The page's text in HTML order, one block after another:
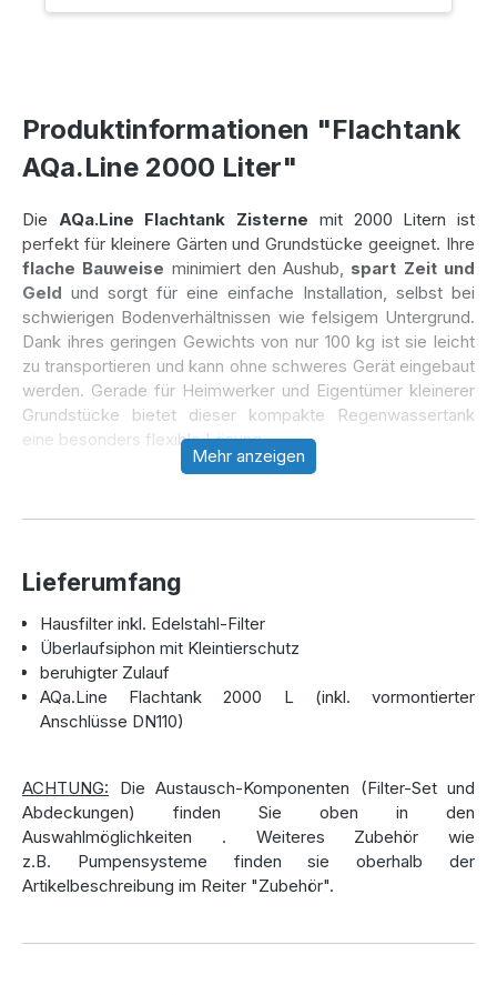
Produktinformationen "Flachtank
AQa.Line 2000 Liter"
Die AQa.Line Flachtank Zisterne mit 2000 Litern ist
perfekt für kleinere Gärten und Grundstücke geeignet. Ihre
flache Bauweise minimiert den Aushub, spart Zeit und
Geld und sorgt für eine einfache Installation, selbst bei
schwierigen Bodenverhältnissen wie felsigem Untergrund.
Dank ihres geringen Gewichts von nur 100 kg ist sie leicht
zu transportieren und kann ohne schweres Gerät eingebaut
werden. Gerade für Heimwerker und Eigentümer kleinerer
Grundstücke bietet dieser kompakte Regenwassertank
eine besonders flexible Lösung.
Eine Zisterne mit Kompakten
AQa.Line Flachtank Zisterne
kompakten Maße: Mit einerLänge von 2200 mm
Breite von 1230 mmund einerHöhe von 1180 mm
sie sich auch durch schmale Zugänge bequem
transportieren. Sie ist mit drei DN110-Anschlüssen
ausgestattet – für Zulauf, Ablauf und Leerrohr – und bietet
Geländebedingungen. Selbst bei einer Neigung von bis zu
5° bleibt die Installation einfach und sicher.
Optionale Ausstattungen: Für jede
Mehr anzeigen
Lieferumfang
Hausfilter inkl. Edelstahl-Filter
Überlaufsiphon mit Kleintierschutz
beruhigter Zulauf
AQa.Line Flachtank 2000 L (inkl. vormontierter
Anschlüsse DN110)
ACHTUNG: Die Austausch-Komponenten (Filter-Set und
Abdeckungen) finden Sie oben in den
Auswahlmöglichkeiten . Weiteres Zubehör wie
z.B. Pumpensysteme finden sie oberhalb der
Artikelbeschreibung im Reiter "Zubehör".